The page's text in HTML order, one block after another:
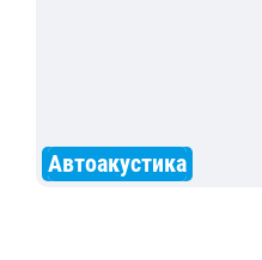
Автоакустика